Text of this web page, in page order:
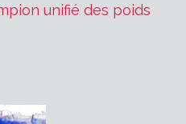
unifié des poids